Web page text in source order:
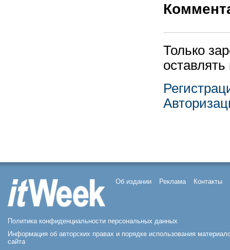
Только
Об издании Реклама Контакты
Политика конфиденциальности персональных данных
Информация об авторских правах и порядке использования
сайта